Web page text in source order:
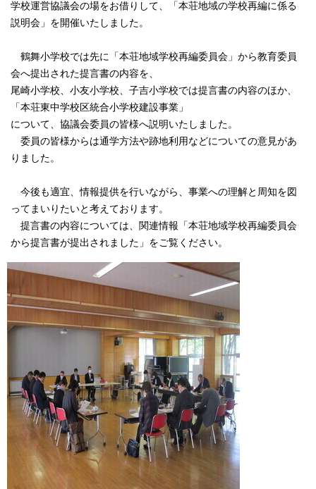
学校運営協議会の場をお借りして、「本荘地域の学校再編に係る
説明会」を開催いたしました。
鶴舞小学校では先に「本荘地域学校再編委員会」から教育委員
会へ提出された提言書の内容を、
尾崎小学校、小友小学校、子吉小学校では提言書の内容のほか、
「本荘東中学校区統合小学校建設事業」
について、協議会委員の皆様へ説明いたしました。
委員の皆様からは通学方法や跡地利用などについての意見があ
りました。
今後も適宜、情報提供を行いながら、事業への理解と周知を図
ってまいりたいと考えております。
提言書の内容については、関連情報「本荘地域学校再編委員会
から提言書が提出されました」をご覧ください。